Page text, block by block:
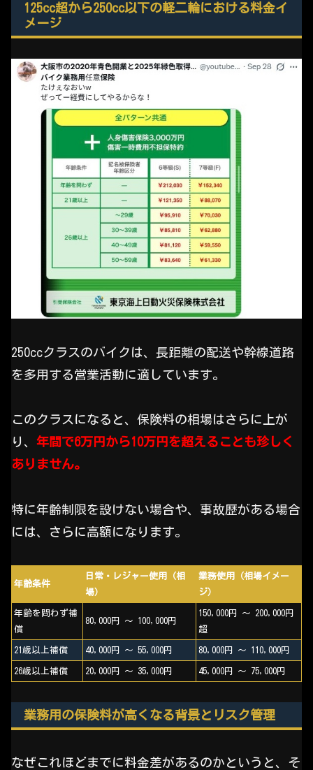
125cc超から250cc以下の軽二輪における料金イ
メージ
250ccクラスのバイクは、長距離の配送や幹線道路
を多用する営業活動に適しています。
このクラスになると、保険料の相場はさらに上が
り、 年間で6万円から10万円を超えることも珍しく
ありません。
特に年齢制限を設けない場合や、事故歴がある場合
には、さらに高額になります。
年齢条件
日常・レジャー使用（相
場）
業務使用（相場イメー
ジ）
年齢を問わず補
償
80,000円 〜 100,000円
150,000円 〜 200,000円
超
21歳以上補償 40,000円 〜 55,000円 80,000円 〜 110,000円
26歳以上補償 20,000円 〜 35,000円 45,000円 〜 75,000円
業務用の保険料が高くなる背景とリスク管理
なぜこれほどまでに料金差があるのかというと、そ